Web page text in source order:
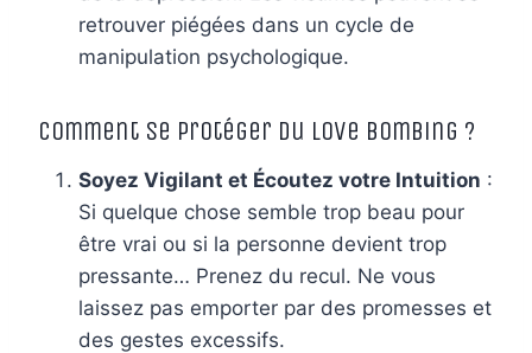
retrouver piégées dans un cycle de
manipulation psychologique.
Comment Se Protéger du Love Bombing ?
Soyez Vigilant et Écoutez votre Intuition :
Si quelque chose semble trop beau pour
être vrai ou si la personne devient trop
pressante… Prenez du recul. Ne vous
laissez pas emporter par des promesses et
des gestes excessifs.